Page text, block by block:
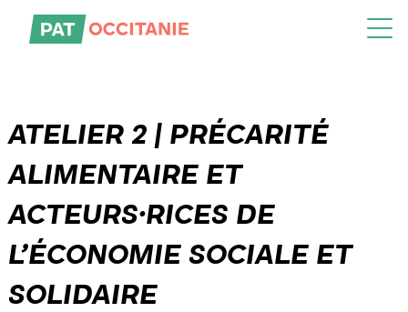
ATELIER 2 | PRÉCARITÉ
ALIMENTAIRE ET
ACTEURS·RICES DE
L’ÉCONOMIE SOCIALE ET
SOLIDAIRE